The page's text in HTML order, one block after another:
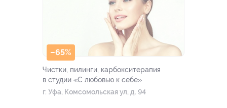
–65%
Чистки, пилинги, карбокситерапия
в студии «С любовью к себе»
г. Уфа, Комсомольская ул, д. 94